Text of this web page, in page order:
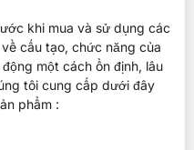
khi mua và sử dụng các
cấu tạo, chức năng của
một cách ổn định, lâu
tôi cung cấp dưới đây
phẩm :